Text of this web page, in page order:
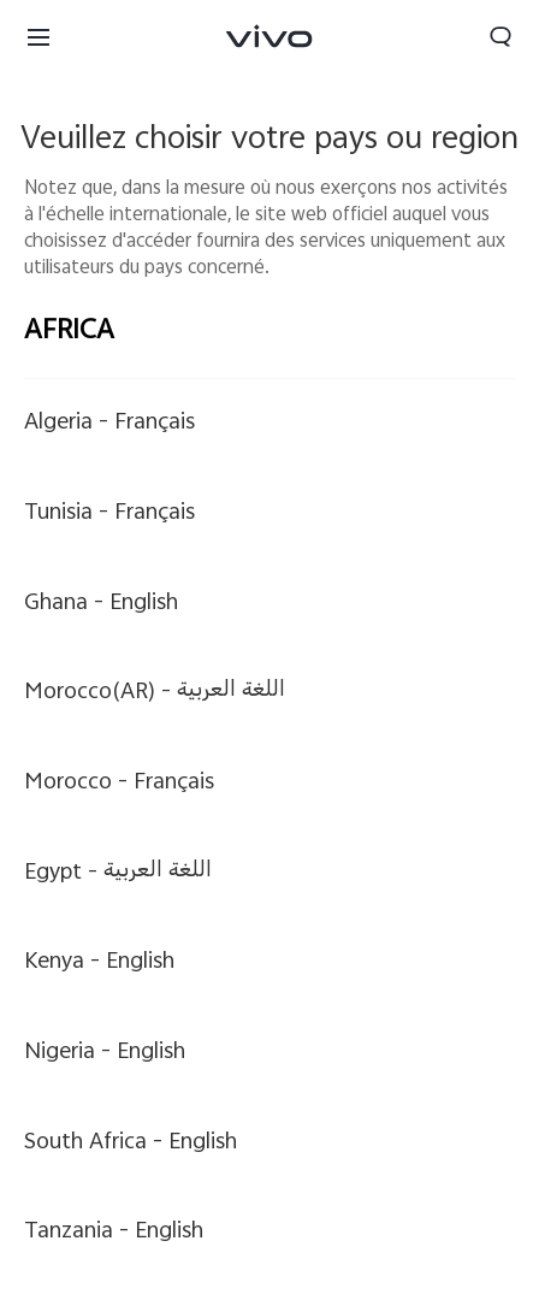
Veuillez choisir votre pays ou region
Notez que, dans la mesure où nous exerçons nos activités
à l'échelle internationale, le site web officiel auquel vous
choisissez d'accéder fournira des services uniquement aux
utilisateurs du pays concerné.
AFRICA
Algeria - Français
Tunisia - Français
Ghana - English
Morocco(AR) -اللغة العربية
Morocco - Français
Egypt -اللغة العربية
Kenya - English
Nigeria - English
South Africa - English
Tanzania - English